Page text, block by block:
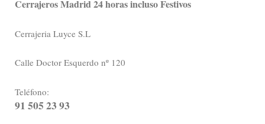
Cerrajeros Madrid 24 horas incluso Festivos
Cerrajeria Luyce S.L
Calle Doctor Esquerdo nº 120
Teléfono:
91 505 23 93